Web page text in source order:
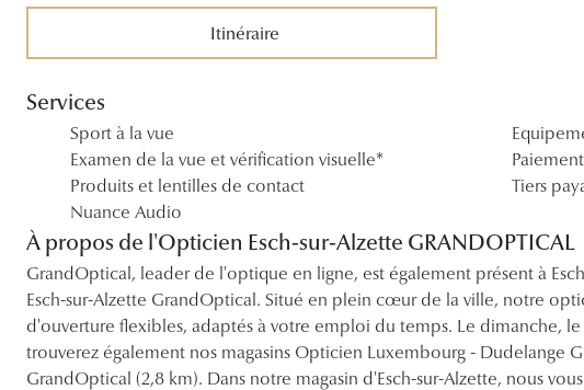
Itinéraire
Services
Sport à la vue
Examen de la vue et vérification visuelle*
Produits et lentilles de contact
Tiers
Nuance Audio
À propos de l'Opticien Esch-sur-Alzette GRANDOPTICAL
GrandOptical, leader de l'optique en ligne, est également présent à
Esch-sur-Alzette GrandOptical. Situé en plein cœur de la ville, notre
d'ouverture flexibles, adaptés à votre emploi du temps. Le dimanche,
trouverez également nos magasins Opticien Luxembourg - Dudelange
GrandOptical (2,8 km). Dans notre magasin d'Esch-sur-Alzette, nous